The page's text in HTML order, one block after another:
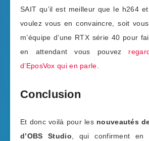
SAIT qu’il est meilleur que le h264
voulez vous en convaincre, soit
m’équipe d’une RTX série 40 pour
en attendant vous pouvez
d’EposVox qui en parle.
Conclusion
Et donc voilà pour les nouveautés
d’OBS Studio, qui confirment en